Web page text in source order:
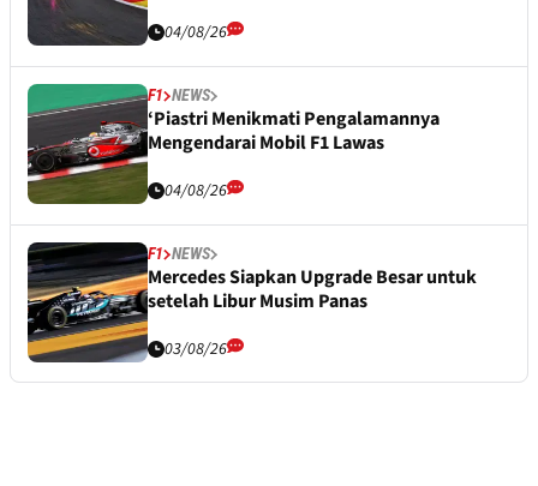
04/08/26
F1 NEWS
‘Piastri Menikmati Pengalamannya
Mengendarai Mobil F1 Lawas
04/08/26
F1 NEWS
Mercedes Siapkan Upgrade Besar untuk
setelah Libur Musim Panas
03/08/26